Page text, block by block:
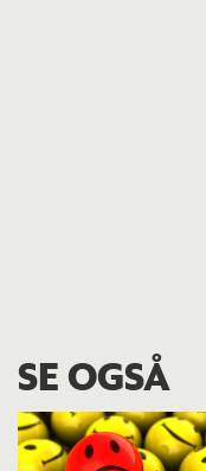
SE OGSÅ